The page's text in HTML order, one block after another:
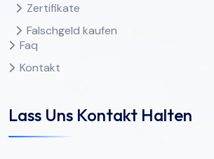
Zertifikate
Falschgeld kaufen
Faq
Kontakt
Lass Uns Kontakt Halten